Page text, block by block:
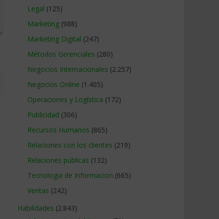
Legal (125)
Marketing (988)
Marketing Digital (247)
Métodos Gerenciales (280)
Negocios Internacionales (2.257)
Negocios Online (1.405)
Operaciones y Logística (172)
Publicidad (306)
Recursos Humanos (865)
Relaciones con los clientes (219)
Relaciones publicas (132)
Tecnologia de Informacion (665)
Ventas (242)
Habilidades (2.843)